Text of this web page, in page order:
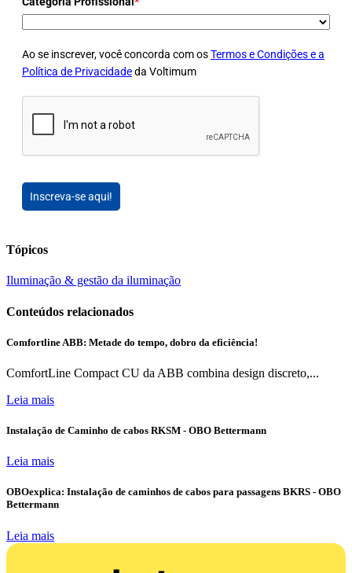
Ao se inscrever, você concorda com osTermos e Condições e a
Política de Privacidadeda Voltimum
Inscreva-se aqui!
Tópicos
Iluminação & gestão da iluminação
Conteúdos relacionados
Comfortline ABB: Metade do tempo, dobro da eficiência!
ComfortLine Compact CU da ABB combina design discreto,...
Leia mais
Instalação de Caminho de cabos RKSM - OBO Bettermann
Leia mais
OBOexplica: Instalação de caminhos de cabos para passagens BKRS - OBO
Bettermann
Leia mais